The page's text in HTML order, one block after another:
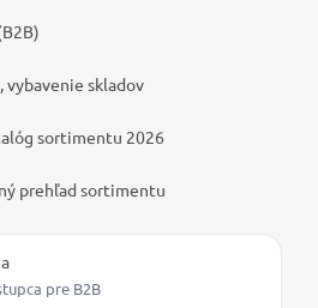
vybavenie skladov
sortimentu 2026
prehľad sortimentu
pre B2B